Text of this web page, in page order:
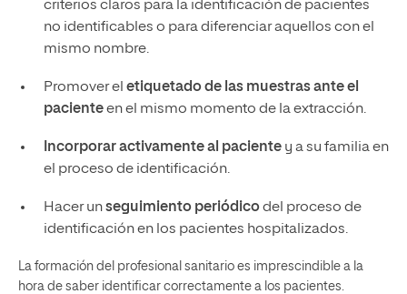
criterios claros para la identificación de pacientes
no identificables o para diferenciar aquellos con el
mismo nombre.
Promover el etiquetado de las muestras ante el
pacienteen el mismo momento de la extracción.
Incorporar activamente al pacientey a su familia en
el proceso de identificación.
Hacer unseguimiento periódicodel proceso de
identificación en los pacientes hospitalizados.
La formación del profesional sanitario es imprescindible a la
hora de saber identificar correctamente a los pacientes.